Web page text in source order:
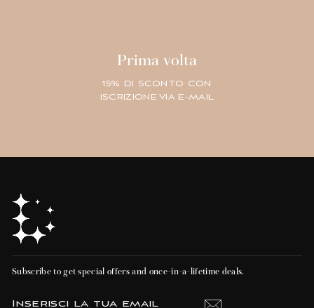
Prima volta
15% DI SCONTO CON
ISCRIZIONE VIA E-MAIL
Subscribe to get special offers and once-in-a-lifetime deals.
LA